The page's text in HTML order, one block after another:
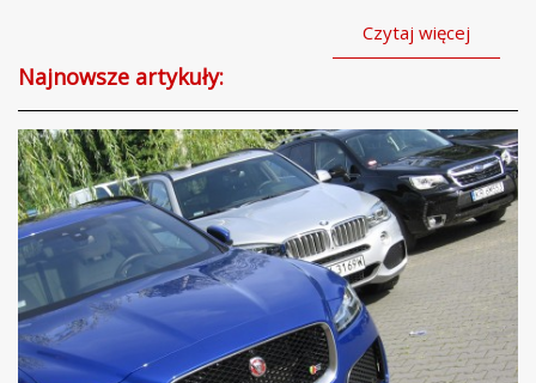
Czytaj więcej
Najnowsze artykuły: